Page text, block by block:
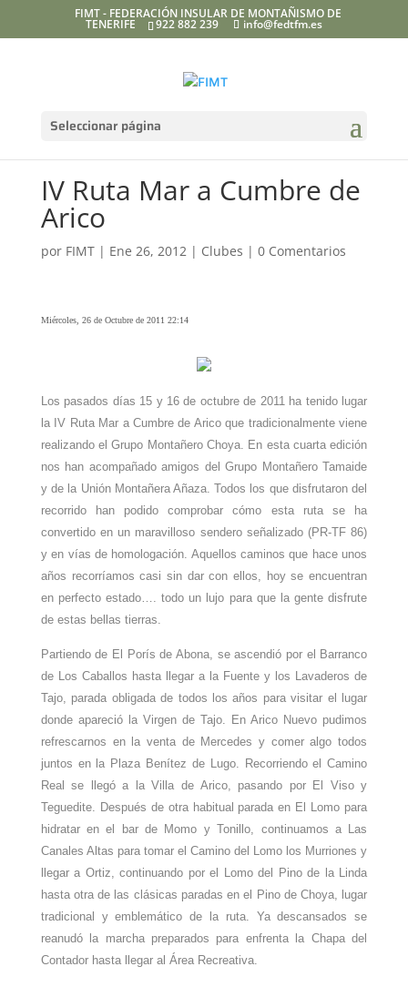
FIMT - FEDERACIÓN INSULAR DE MONTAÑISMO DE
TENERIFE 922 882 239 info@fedtfm.es
Seleccionar página
IV Ruta Mar a Cumbre de
Arico
por FIMT| Ene 26, 2012| Clubes | 0 Comentarios
Miércoles, 26 de Octubre de 2011 22:14
Los pasados días 15 y 16 de octubre de 2011 ha tenido lugar
la IV Ruta Mar a Cumbre de Arico que tradicionalmente viene
realizando el Grupo Montañero Choya. En esta cuarta edición
nos han acompañado amigos del Grupo Montañero Tamaide
y de la Unión Montañera Añaza. Todos los que disfrutaron del
recorrido han podido comprobar cómo esta ruta se ha
convertido en un maravilloso sendero señalizado (PR-TF 86)
y en vías de homologación. Aquellos caminos que hace unos
años recorríamos casi sin dar con ellos, hoy se encuentran
en perfecto estado…. todo un lujo para que la gente disfrute
de estas bellas tierras.
Partiendo de El Porís de Abona, se ascendió por el Barranco
de Los Caballos hasta llegar a la Fuente y los Lavaderos de
Tajo, parada obligada de todos los años para visitar el lugar
donde apareció la Virgen de Tajo. En Arico Nuevo pudimos
refrescarnos en la venta de Mercedes y comer algo todos
juntos en la Plaza Benítez de Lugo. Recorriendo el Camino
Real se llegó a la Villa de Arico, pasando por El Viso y
Teguedite. Después de otra habitual parada en El Lomo para
hidratar en el bar de Momo y Tonillo, continuamos a Las
Canales Altas para tomar el Camino del Lomo los Murriones y
llegar a Ortiz, continuando por el Lomo del Pino de la Linda
hasta otra de las clásicas paradas en el Pino de Choya, lugar
tradicional y emblemático de la ruta. Ya descansados se
reanudó la marcha preparados para enfrenta la Chapa del
Contador hasta llegar al Área Recreativa.